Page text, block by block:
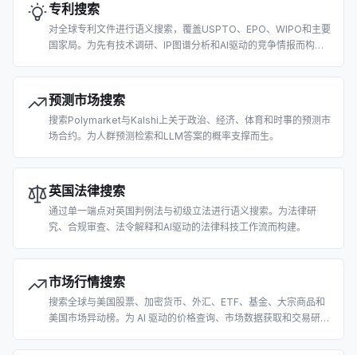
专利搜索
对全球专利文件进行语义搜索，覆盖USPTO、EPO、WIPO和主要
国家局。为先有技术调研、IP图谱分析和AI驱动的竞争情报而构
预测市场搜索
搜索Polymarket与Kalshi上关于政治、经济、体育和时事的预测市
场合约。为人群预测检索和LLM答案的概率支撑而生。
英国法律搜索
通过单一端点对英国判例法与初级立法进行语义搜索。为法律研
究、合规审查、法令解释和AI驱动的法律科技工作流而构建。
市场行情搜索
搜索全球与美国股票、加密货币、外汇、ETF、基金、大宗商品和
美国市场异动榜。为 AI 驱动的价格查询、市场数据获取和交易研究